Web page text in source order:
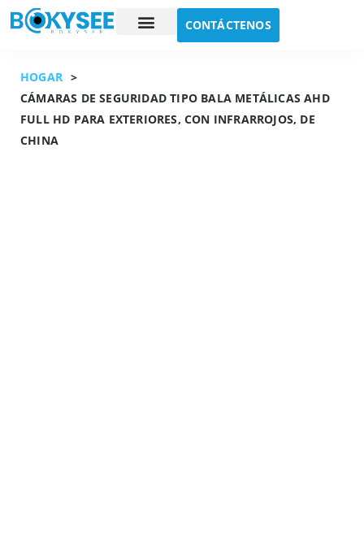
CONTÁCTENOS
HOGAR >
CÁMARAS DE SEGURIDAD TIPO BALA METÁLICAS AHD
FULL HD PARA EXTERIORES, CON INFRARROJOS, DE
CHINA